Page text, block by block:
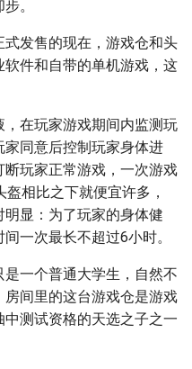
。
发售的现在，游戏仓和头
件和自带的单机游戏，这
在玩家游戏期间内监测玩
同意后控制玩家身体进
玩家正常游戏，一次游戏
相比之下就便宜许多，
显：为了玩家的身体健
一次最长不超过6小时。
一个普通大学生，自然不
间里的这台游戏仓是游戏
测试资格的天选之子之一